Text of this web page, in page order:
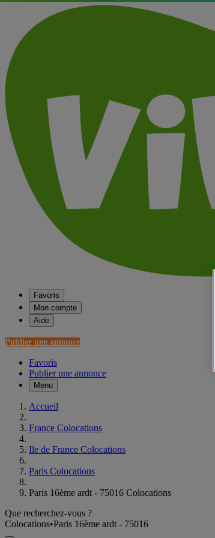
Favoris
Mon compte
Aide
Publier une annonce
Favoris
Publier une annonce
Menu
Accueil
France Colocations
Ile de France Colocations
Paris Colocations
Paris 16ème ardt - 75016 Colocations
Que recherchez-vous ?
Colocations•Paris 16ème ardt - 75016